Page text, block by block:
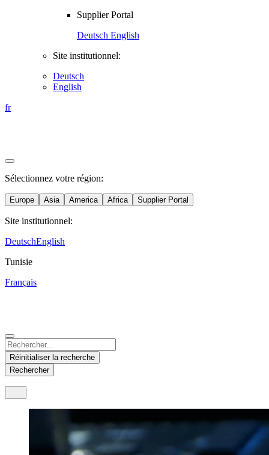
Supplier Portal
Deutsch English
Site institutionnel:
Deutsch
English
fr
Sélectionnez votre région:
Europe Asia America Africa Supplier Portal
Site institutionnel:
DeutschEnglish
Austria
Deutsch
Hungary
Magyar
Italy
China
中文
Malaysia
English
Thailand
ภาษาไทย
Mexico
Español
United States
English
Tunisie
Français
Réinitialiser la recherche
Rechercher